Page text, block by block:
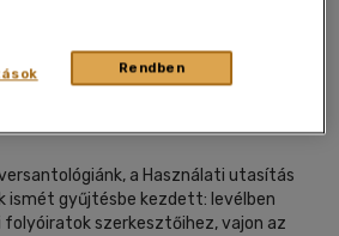
a Használati utasítás
ismét gyűjtésbe kezdett: levélben
szerkesztőihez, vajon az
Rendben